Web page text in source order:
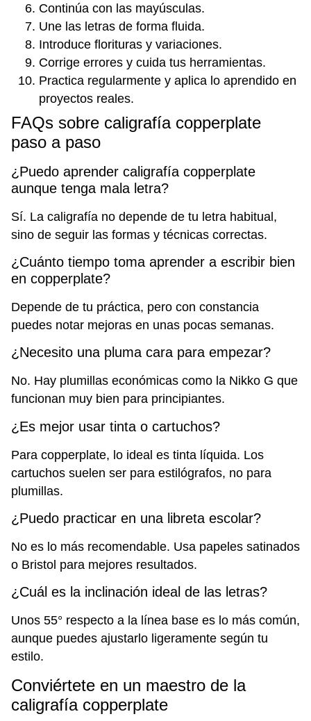
Continúa con las mayúsculas.
Une las letras de forma fluida.
Introduce florituras y variaciones.
Corrige errores y cuida tus herramientas.
Practica regularmente y aplica lo aprendido en
proyectos reales.
FAQs sobre caligrafía copperplate
paso a paso
¿Puedo aprender caligrafía copperplate
aunque tenga mala letra?
Sí. La caligrafía no depende de tu letra habitual,
sino de seguir las formas y técnicas correctas.
¿Cuánto tiempo toma aprender a escribir bien
en copperplate?
Depende de tu práctica, pero con constancia
puedes notar mejoras en unas pocas semanas.
¿Necesito una pluma cara para empezar?
No. Hay plumillas económicas como la Nikko G que
funcionan muy bien para principiantes.
¿Es mejor usar tinta o cartuchos?
Para copperplate, lo ideal es tinta líquida. Los
cartuchos suelen ser para estilógrafos, no para
plumillas.
¿Puedo practicar en una libreta escolar?
No es lo más recomendable. Usa papeles satinados
o Bristol para mejores resultados.
¿Cuál es la inclinación ideal de las letras?
Unos 55° respecto a la línea base es lo más común,
aunque puedes ajustarlo ligeramente según tu
estilo.
Conviértete en un maestro de la
caligrafía copperplate